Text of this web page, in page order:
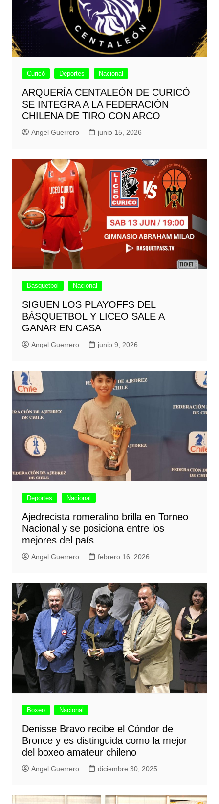
Curicó Deportes Nacional
ARQUERÍA CENTALEÓN DE CURICÓ
SE INTEGRA A LA FEDERACIÓN
CHILENA DE TIRO CON ARCO
Angel Guerrero junio 15, 2026
Basquetbol Nacional
SIGUEN LOS PLAYOFFS DEL
BÁSQUETBOL Y LICEO SALE A
GANAR EN CASA
Angel Guerrero junio 9, 2026
Deportes Nacional
Ajedrecista romeralino brilla en Torneo
Nacional y se posiciona entre los
mejores del país
Angel Guerrero febrero 16, 2026
Boxeo Nacional
Denisse Bravo recibe el Cóndor de
Bronce y es distinguida como la mejor
del boxeo amateur chileno
Angel Guerrero diciembre 30, 2025